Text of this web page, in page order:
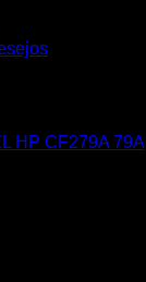
HP CF279A 79A